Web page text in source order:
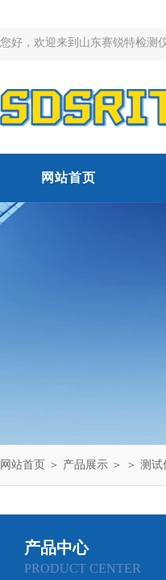
您好，欢迎来到山东赛锐特检测
网站首页
网站首页 ＞ 产品展示 ＞ ＞ 测试
产品中心
PRODUCT CENTER